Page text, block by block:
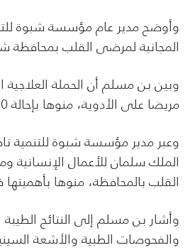
المجانية لمرضى القلب بمحافظة
مريضا على الأدوية، منوها بإحالة 60 مريضا لإجراء القسطرة التشخيصية والعلاجية، و 25 لتدخل الجراحي.
وعبر مدير مؤسسة شبوة للتنمية
الملك سلمان للأعمال الإنسانية
القلب بالمحافظة، منوها
وأشار بن مسلم إلى النتائج
والفحوصات الطبية والأشعة